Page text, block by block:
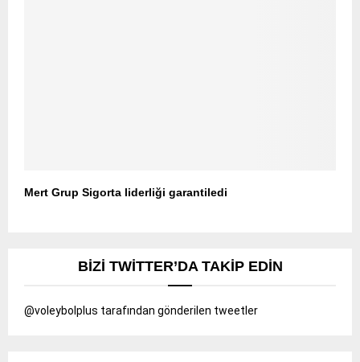
Mert Grup Sigorta liderliği garantiledi
BIZI TWITTER’DA TAKIP EDIN
@voleybolplus tarafından gönderilen tweetler